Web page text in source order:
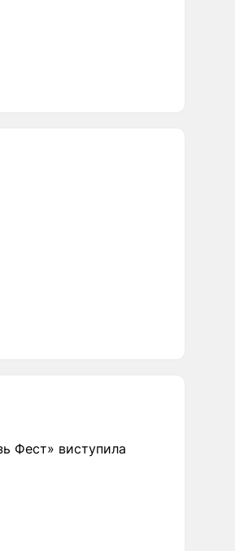
Фест» виступила